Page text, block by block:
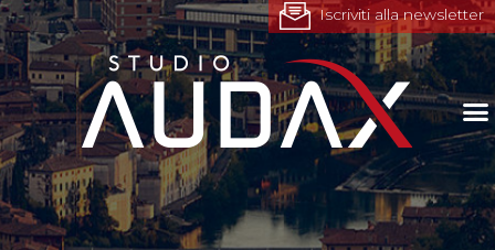
Iscriviti alla newsletter